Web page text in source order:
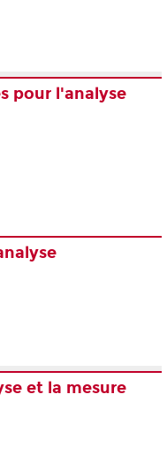
pour l'analyse
et la mesure